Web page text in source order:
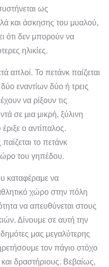
ως
και άσκησης του μυαλού,
ότι δεν μπορούν να
ηλικίες.
απλοί. Το πετάνκ παίζεται
εναντίων δύο ή τρεις
να ρίξουν τις
σε μια μικρή, ξύλινη
ο αντίπαλος.
το πετάνκ
του γηπέδου.
καταφέραμε να
χώρο στην πόλη
να απευθύνεται στους
Δίνουμε σε αυτή την
μας μεγαλύτερης
τον πάγιο στόχο
δραστήριους. Βεβαίως,